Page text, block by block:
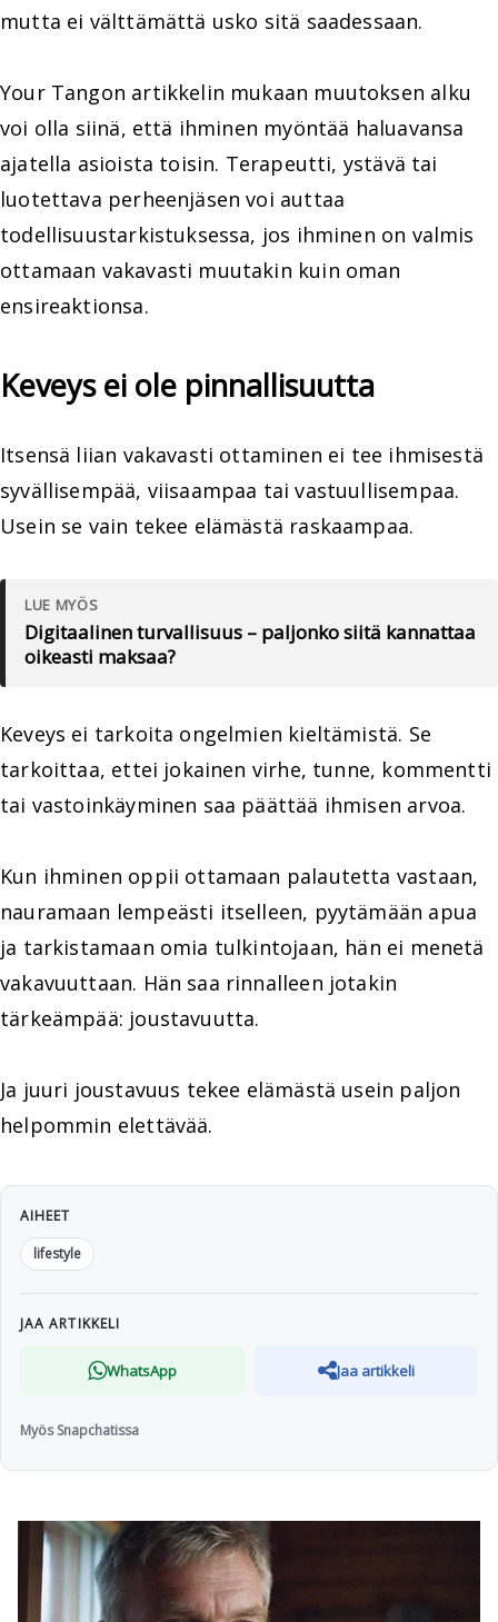
mutta ei välttämättä usko sitä saadessaan.
Your Tangon artikkelin mukaan muutoksen alku
voi olla siinä, että ihminen myöntää haluavansa
ajatella asioista toisin. Terapeutti, ystävä tai
luotettava perheenjäsen voi auttaa
todellisuustarkistuksessa, jos ihminen on valmis
ottamaan vakavasti muutakin kuin oman
ensireaktionsa.
Keveys ei ole pinnallisuutta
Itsensä liian vakavasti ottaminen ei tee ihmisestä
syvällisempää, viisaampaa tai vastuullisempaa.
Usein se vain tekee elämästä raskaampaa.
LUE MYÖS
Digitaalinen turvallisuus – paljonko siitä kannattaa
oikeasti maksaa?
Keveys ei tarkoita ongelmien kieltämistä. Se
tarkoittaa, ettei jokainen virhe, tunne, kommentti
tai vastoinkäyminen saa päättää ihmisen arvoa.
Kun ihminen oppii ottamaan palautetta vastaan,
nauramaan lempeästi itselleen, pyytämään apua
ja tarkistamaan omia tulkintojaan, hän ei menetä
vakavuuttaan. Hän saa rinnalleen jotakin
tärkeämpää: joustavuutta.
Ja juuri joustavuus tekee elämästä usein paljon
helpommin elettävää.
AIHEET
lifestyle
JAA ARTIKKELI
WhatsApp Jaa artikkeli
Myös Snapchatissa